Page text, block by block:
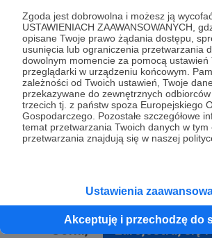
Zgoda jest dobrowolna i możesz ją
USTAWIENIACH ZAAWANSOWANYCH,
opisane Twoje prawo żądania dostępu,
usunięcia lub ograniczenia przetwarzania
dowolnym momencie za pomocą ustawień
przeglądarki w urządzeniu końcowym.
zależności od Twoich ustawień, Twoje
przekazywane do zewnętrznych
trzecich tj. z państw spoza Europejskiego
Gospodarczego. Pozostałe szczegółowe
temat przetwarzania Twoich danych w tym
przetwarzania znajdują się w naszej
Ustawienia
Akceptuję i przechodzę do
* Wyrażam zgodę na przetwarzanie
osobowych podanych w formularzu
prawidłowego świadczenia usług serwisu
Wyrażam zgodę na otrzymywanie drogą
informacji handlowych - newslettera.
zmieniona w ustawieniach konta.
Zarejestruj się i